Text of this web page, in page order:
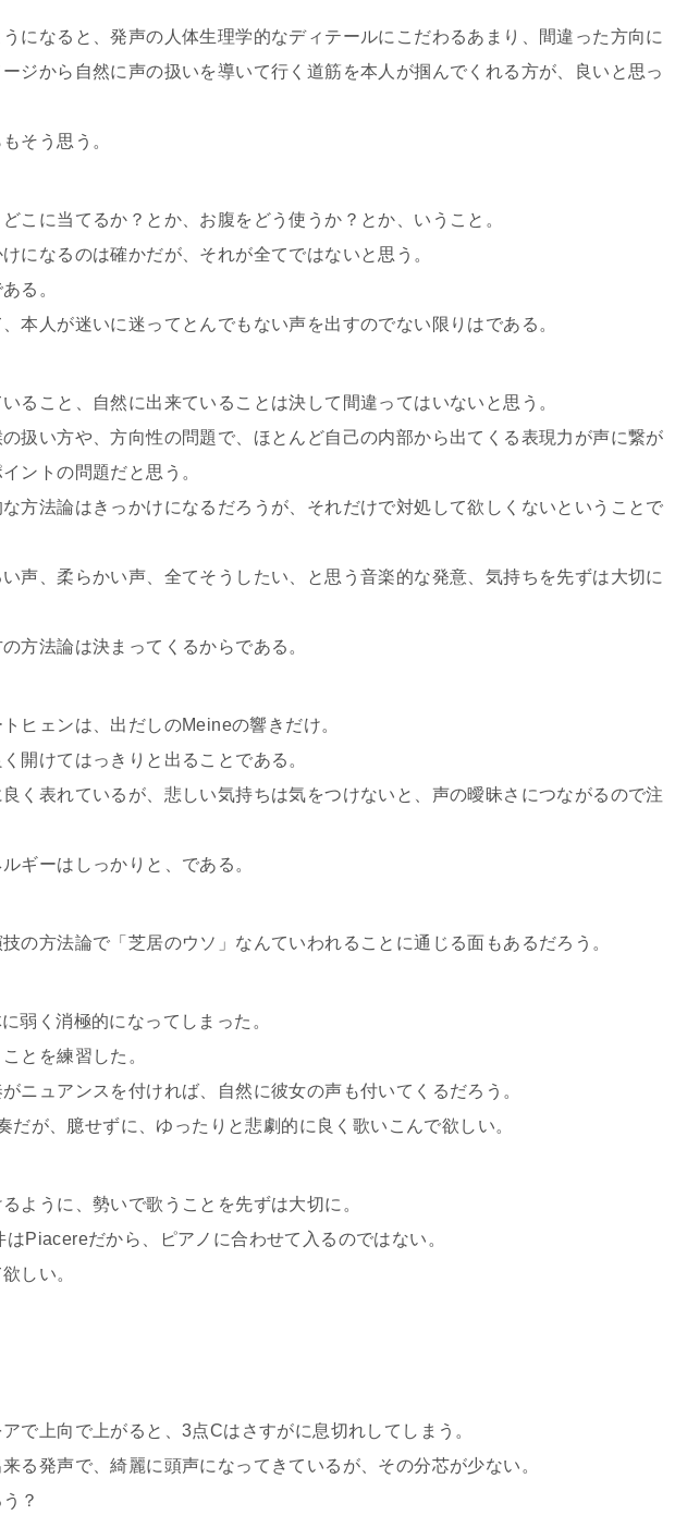
になると、発声の人体生理学的なディテールにこだわるあまり、間違った方向に
ジから自然に声の扱いを導いて行く道筋を本人が掴んでくれる方が、良いと思っ
そう思う。
こに当てるか？とか、お腹をどう使うか？とか、いうこと。
になるのは確かだが、それが全てではないと思う。
る。
本人が迷いに迷ってとんでもない声を出すのでない限りはである。
ること、自然に出来ていることは決して間違ってはいないと思う。
扱い方や、方向性の問題で、ほとんど自己の内部から出てくる表現力が声に繋が
ントの問題だと思う。
方法論はきっかけになるだろうが、それだけで対処して欲しくないということで
声、柔らかい声、全てそうしたい、と思う音楽的な発意、気持ちを先ずは大切に
方法論は決まってくるからである。
ヒェンは、出だしのMeineの響きだけ。
開けてはっきりと出ることである。
く表れているが、悲しい気持ちは気をつけないと、声の曖昧さにつながるので注
ギーはしっかりと、である。
の方法論で「芝居のウソ」なんていわれることに通じる面もあるだろう。
弱く消極的になってしまった。
とを練習した。
ニュアンスを付ければ、自然に彼女の声も付いてくるだろう。
だが、臆せずに、ゆったりと悲劇的に良く歌いこんで欲しい。
ように、勢いで歌うことを先ずは大切に。
Piacereだから、ピアノに合わせて入るのではない。
しい。
で上向で上がると、3点Cはさすがに息切れしてしまう。
る発声で、綺麗に頭声になってきているが、その分芯が少ない。
？